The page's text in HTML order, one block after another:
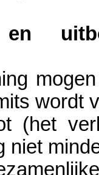
wordt
(het
niet